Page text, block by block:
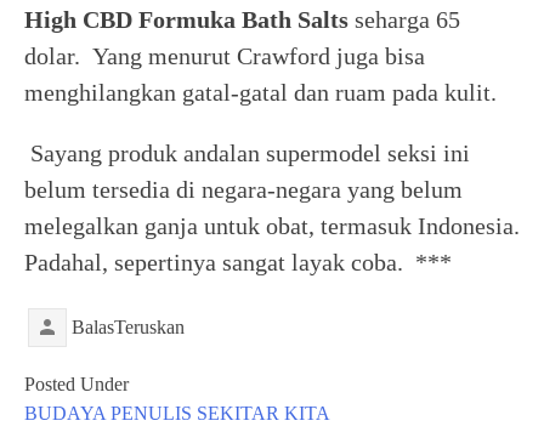
High CBD Formuka Bath Salts seharga 65
dolar. Yang menurut Crawford juga bisa
menghilangkan gatal-gatal dan ruam pada kulit.
Sayang produk andalan supermodel seksi ini
belum tersedia di negara-negara yang belum
melegalkan ganja untuk obat, termasuk Indonesia.
Padahal, sepertinya sangat layak coba. ***
BalasTeruskan
Posted Under
BUDAYA PENULIS SEKITAR KITA